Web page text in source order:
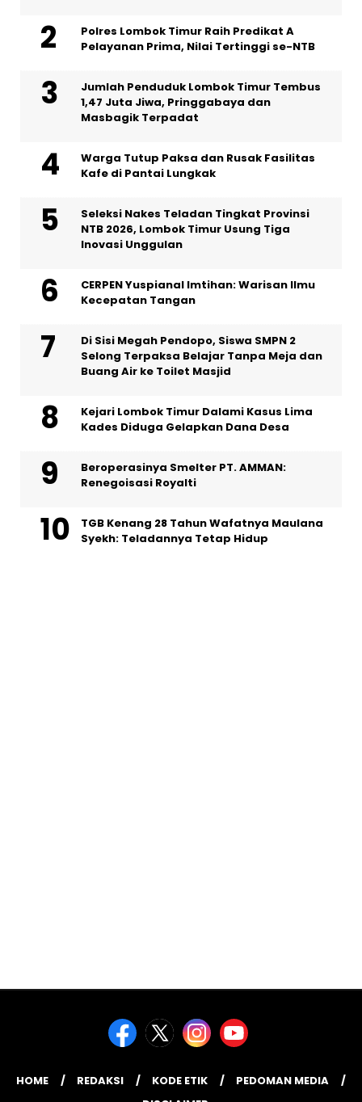
Polres Lombok Timur Raih Predikat A
Pelayanan Prima, Nilai Tertinggi se-NTB
Jumlah Penduduk Lombok Timur Tembus
1,47 Juta Jiwa, Pringgabaya dan
Masbagik Terpadat
Warga Tutup Paksa dan Rusak Fasilitas
Kafe di Pantai Lungkak
Seleksi Nakes Teladan Tingkat Provinsi
NTB 2026, Lombok Timur Usung Tiga
Inovasi Unggulan
CERPEN Yuspianal Imtihan: Warisan Ilmu
Kecepatan Tangan
Di Sisi Megah Pendopo, Siswa SMPN 2
Selong Terpaksa Belajar Tanpa Meja dan
Buang Air ke Toilet Masjid
Kejari Lombok Timur Dalami Kasus Lima
Kades Diduga Gelapkan Dana Desa
Beroperasinya Smelter PT. AMMAN:
Renegoisasi Royalti
TGB Kenang 28 Tahun Wafatnya Maulana
Syekh: Teladannya Tetap Hidup
HOME REDAKSI KODE ETIK
PEDOMAN MEDIA